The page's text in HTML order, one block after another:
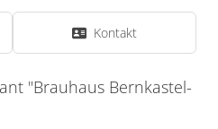
Kontakt
"Brauhaus Bernkastel-